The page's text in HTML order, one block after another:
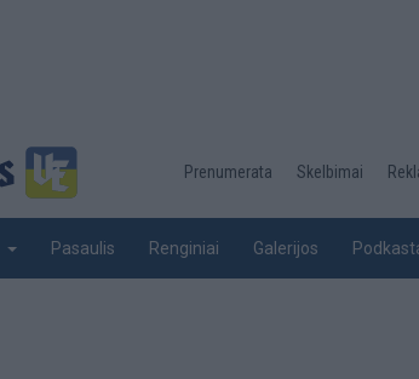
Desktop
top
Prenumerata Skelbimai
Pasaulis Renginiai Galerijos